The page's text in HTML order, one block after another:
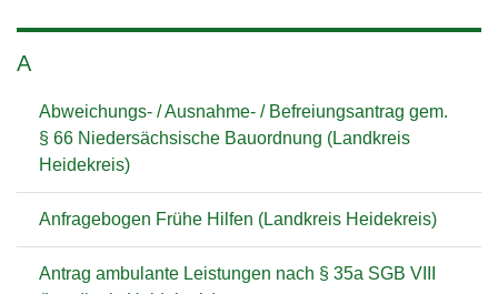
A
Abweichungs- / Ausnahme- / Befreiungsantrag gem.
§ 66 Niedersächsische Bauordnung (Landkreis
Heidekreis)
Anfragebogen Frühe Hilfen (Landkreis Heidekreis)
Antrag ambulante Leistungen nach § 35a SGB VIII